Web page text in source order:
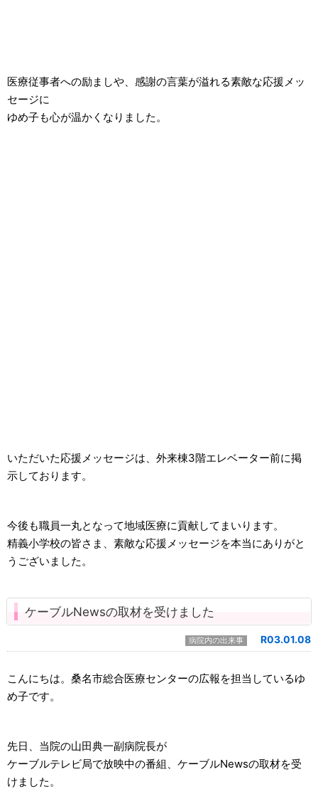
医療従事者への励ましや、感謝の言葉が溢れる素敵な応援メッ
セージに
ゆめ子も心が温かくなりました。
いただいた応援メッセージは、外来棟3階エレベーター前に掲
示しております。
今後も職員一丸となって地域医療に貢献してまいります。
精義小学校の皆さま、素敵な応援メッセージを本当にありがと
うございました。
ケーブルNewsの取材を受けました
病院内の出来事 R03.01.08
こんにちは。桑名市総合医療センターの広報を担当しているゆ
め子です。
先日、当院の山田典一副病院長が
ケーブルテレビ局で放映中の番組、ケーブルNewsの取材を受
けました。